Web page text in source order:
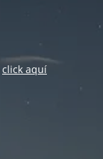
click aquí